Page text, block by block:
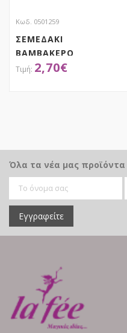
Κωδ. 0501259
ΣΕΜΕΔΑΚΙ
ΒΑΜΒΑΚΕΡΟ
2,70€
Όλα τα νέα μας προϊόντα
Εγγραφείτε